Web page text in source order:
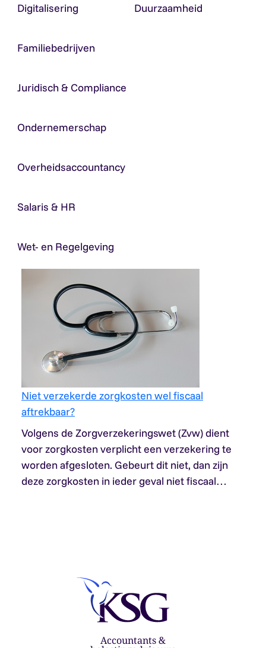
Digitalisering Duurzaamheid
Familiebedrijven
Juridisch & Compliance
Ondernemerschap
Overheidsaccountancy
Salaris & HR
Wet- en Regelgeving
Niet verzekerde zorgkosten wel fiscaal
aftrekbaar?
Volgens de Zorgverzekeringswet (Zvw) dient
voor zorgkosten verplicht een verzekering te
worden afgesloten. Gebeurt dit niet, dan zijn
deze zorgkosten in ieder geval niet fiscaal…
Accountants &